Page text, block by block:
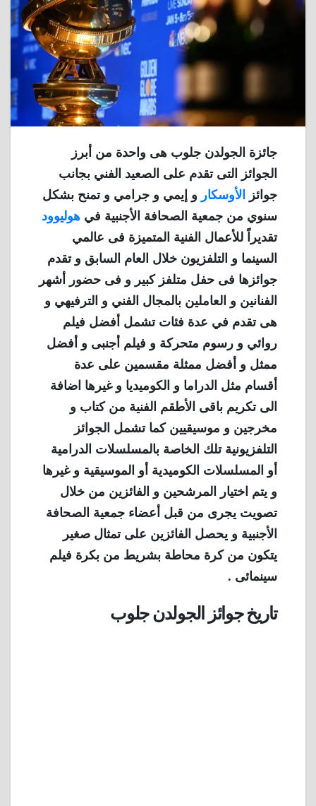
جائزة الجولدن جلوب هى واحدة من أبرز
الجوائز التى تقدم على الصعيد الفني بجانب
جوائز
الأوسكار و إيمي و جرامي و تمنح بشكل
سنوي من جمعية الصحافة الأجنبية في هوليوود
تقديراً للأعمال الفنية المتميزة فى عالمي
السينما و التلفزيون خلال العام السابق و تقدم
جوائزها فى حفل متلفز كبير و فى حضور أشهر
الفنانين و العاملين بالمجال الفني و الترفيهي و
هى تقدم في عدة فئات تشمل أفضل فيلم
روائي و رسوم متحركة و فيلم أجنبى و أفضل
ممثل و أفضل ممثلة مقسمين على عدة
أقسام مثل الدراما و الكوميديا و غيرها اضافة
الى تكريم باقى الأطقم الفنية من كتاب و
مخرجين و موسيقيين كما تشمل الجوائز
التلفزيونية تلك الخاصة بالمسلسلات الدرامية
أو المسلسلات الكوميدية أو الموسيقية و غيرها
و يتم اختيار المرشحين و الفائزين من خلال
تصويت يجرى من قبل أعضاء جمعية الصحافة
الأجنبية و يحصل الفائزين على تمثال صغير
يتكون من كرة محاطة بشريط من بكرة فيلم
سينمائى .
تاريخ جوائز الجولدن جلوب